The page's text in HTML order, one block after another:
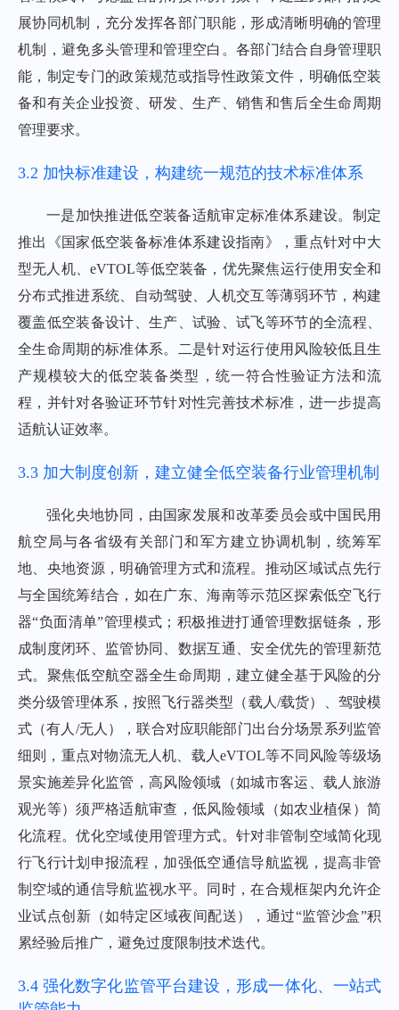
展协同机制，充分发挥各部门职能，形成清晰明确的管理
机制，避免多头管理和管理空白。各部门结合自身管理职
能，制定专门的政策规范或指导性政策文件，明确低空装
备和有关企业投资、研发、生产、销售和售后全生命周期
管理要求。
3.2 加快标准建设，构建统一规范的技术标准体系
一是加快推进低空装备适航审定标准体系建设。制定
推出《国家低空装备标准体系建设指南》，重点针对中大
型无人机、eVTOL等低空装备，优先聚焦运行使用安全和
分布式推进系统、自动驾驶、人机交互等薄弱环节，构建
覆盖低空装备设计、生产、试验、试飞等环节的全流程、
全生命周期的标准体系。二是针对运行使用风险较低且生
产规模较大的低空装备类型，统一符合性验证方法和流
程，并针对各验证环节针对性完善技术标准，进一步提高
适航认证效率。
3.3 加大制度创新，建立健全低空装备行业管理机制
强化央地协同，由国家发展和改革委员会或中国民用
航空局与各省级有关部门和军方建立协调机制，统筹军
地、央地资源，明确管理方式和流程。推动区域试点先行
与全国统筹结合，如在广东、海南等示范区探索低空飞行
器“负面清单”管理模式；积极推进打通管理数据链条，形
成制度闭环、监管协同、数据互通、安全优先的管理新范
式。聚焦低空航空器全生命周期，建立健全基于风险的分
类分级管理体系，按照飞行器类型（载人/载货）、驾驶模
式（有人/无人），联合对应职能部门出台分场景系列监管
细则，重点对物流无人机、载人eVTOL等不同风险等级场
景实施差异化监管，高风险领域（如城市客运、载人旅游
观光等）须严格适航审查，低风险领域（如农业植保）简
化流程。优化空域使用管理方式。针对非管制空域简化现
行飞行计划申报流程，加强低空通信导航监视，提高非管
制空域的通信导航监视水平。同时，在合规框架内允许企
业试点创新（如特定区域夜间配送），通过“监管沙盒”积
累经验后推广，避免过度限制技术迭代。
3.4 强化数字化监管平台建设，形成一体化、一站式